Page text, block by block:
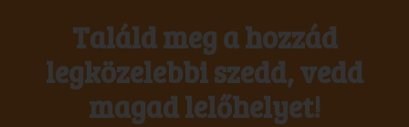
Találd meg a hozzád
legközelebbi szedd, vedd
magad lelőhelyet!